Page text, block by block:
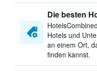
Die besten
Hotels und
an einem Ort,
finden kannst.